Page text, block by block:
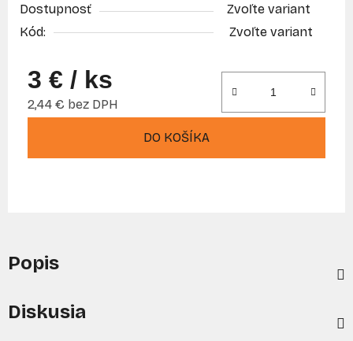
Dostupnosť
Zvoľte variant
Kód:
Zvoľte variant
3 € / ks
2,44 € bez DPH
DO KOŠÍKA
Popis
Diskusia